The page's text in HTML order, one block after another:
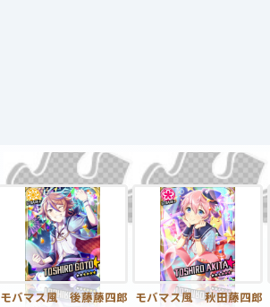
モバマス風 後藤藤四郎 モバマス風 秋田藤四郎